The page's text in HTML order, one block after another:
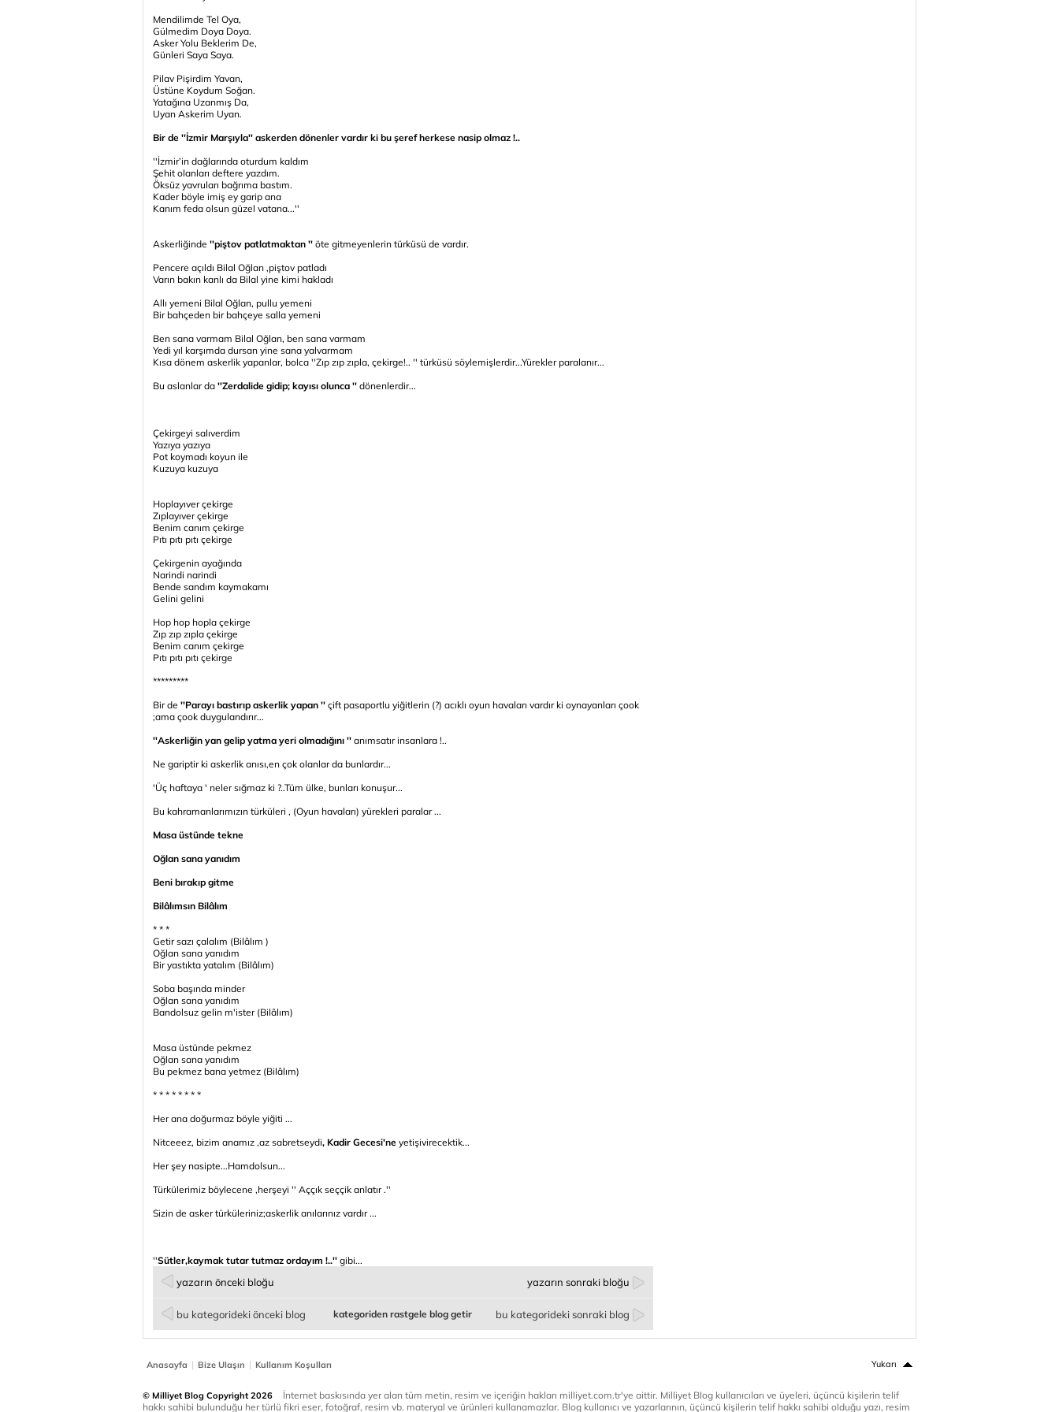
Mendilimde Tel Oya,
Gülmedim Doya Doya.
Asker Yolu Beklerim De,
Günleri Saya Saya.
Pilav Pişirdim Yavan,
Üstüne Koydum Soğan.
Yatağına Uzanmış Da,
Uyan Askerim Uyan.
Bir de ''İzmir Marşıyla'' askerden dönenler vardır ki bu şeref herkese nasip olmaz !..
''İzmir’in dağlarında oturdum kaldım
Şehit olanları deftere yazdım.
Öksüz yavruları bağrıma bastım.
Kader böyle imiş ey garip ana
Kanım feda olsun güzel vatana...''
Askerliğinde ''piştov patlatmaktan '' öte gitmeyenlerin türküsü de vardır.
Pencere açıldı Bilal Oğlan ,piştov patladı
Varın bakın kanlı da Bilal yine kimi hakladı
Allı yemeni Bilal Oğlan, pullu yemeni
Bir bahçeden bir bahçeye salla yemeni
Ben sana varmam Bilal Oğlan, ben sana varmam
Yedi yıl karşımda dursan yine sana yalvarmam
Kısa dönem askerlik yapanlar, bolca ''Zıp zıp zıpla, çekirge!.. '' türküsü söylemişlerdir...Yürekler paralanır...
Bu aslanlar da ''Zerdalide gidip; kayısı olunca '' dönenlerdir...
Çekirgeyi salıverdim
Yazıya yazıya
Pot koymadı koyun ile
Kuzuya kuzuya
Hoplayıver çekirge
Zıplayıver çekirge
Benim canım çekirge
Pıtı pıtı pıtı çekirge
Çekirgenin ayağında
Narindi narindi
Bende sandım kaymakamı
Gelini gelini
Hop hop hopla çekirge
Zıp zıp zıpla çekirge
Benim canım çekirge
Pıtı pıtı pıtı çekirge
*********
Bir de ''Parayı bastırıp askerlik yapan '' çift pasaportlu yiğitlerin (?) acıklı oyun havaları vardır ki oynayanları çook
;ama çook duygulandırır...
''Askerliğin yan gelip yatma yeri olmadığını '' anımsatır insanlara !..
Ne gariptir ki askerlik anısı,en çok olanlar da bunlardır...
'Üç haftaya ' neler sığmaz ki ?..Tüm ülke, bunları konuşur...
Bu kahramanlarımızın türküleri , (Oyun havaları) yürekleri paralar ...
Masa üstünde tekne
Oğlan sana yanıdım
Beni bırakıp gitme
Bilâlımsın Bilâlım
* * *
Getir sazı çalalım (Bilâlım )
Oğlan sana yanıdım
Bir yastıkta yatalım (Bilâlım)
Soba başında minder
Oğlan sana yanıdım
Bandolsuz gelin m'ister (Bilâlım)
Masa üstünde pekmez
Oğlan sana yanıdım
Bu pekmez bana yetmez (Bilâlım)
* * * * * * * *
Her ana doğurmaz böyle yiğiti ...
Nitceeez, bizim anamız ,az sabretseydi, Kadir Gecesi'ne yetişivirecektik...
Her şey nasipte...Hamdolsun...
Türkülerimiz böylecene ,herşeyi '' Aççık seççik anlatır .''
Sizin de asker türküleriniz;askerlik anılarınız vardır ...
''Sütler,kaymak tutar tutmaz ordayım !..'' gibi...
yazarın önceki bloğu yazarın sonraki bloğu
bu kategorideki önceki blog bu kategorideki sonraki blog
kategoriden rastgele blog getir
Anasayfa | Bize Ulaşın | Kullanım Koşulları Yukarı
© Milliyet Blog Copyright 2026
İnternet baskısında yer alan tüm metin, resim ve içeriğin hakları milliyet.com.tr'ye aittir. Milliyet Blog kullanıcıları ve üyeleri, üçüncü kişilerin telif
hakkı sahibi bulunduğu her türlü fikri eser, fotoğraf, resim vb. materyal ve ürünleri kullanamazlar. Blog kullanıcı ve yazarlarının, üçüncü kişilerin telif hakkı sahibi olduğu yazı, resim